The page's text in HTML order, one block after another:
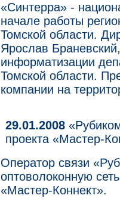
«Синтерра» -
начале работы
Томской области.
Ярослав
информатизации
Томской области.
компании на
29.01.2008
проекта «Мастер-
Оператор связи
оптоволоконную
«Мастер-Коннект».